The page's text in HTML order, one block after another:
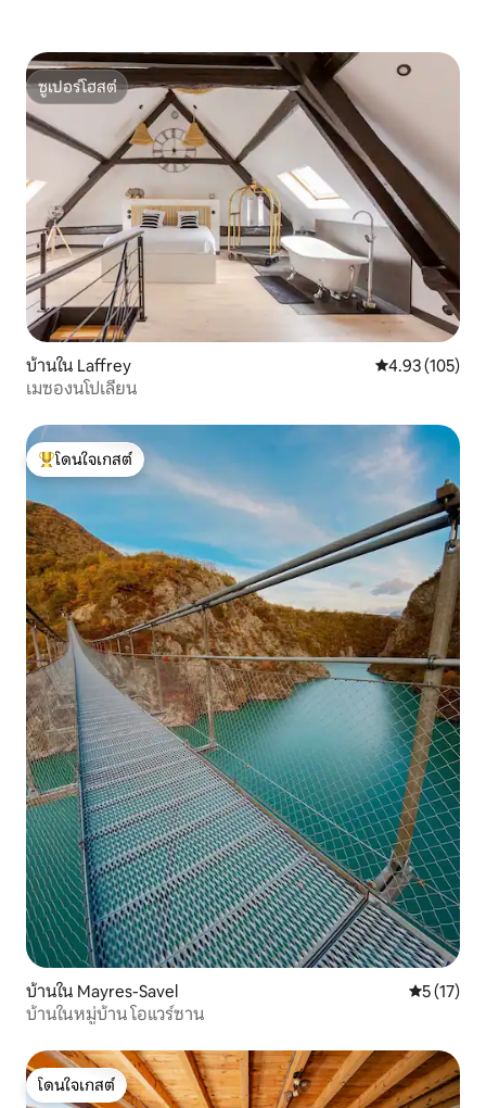
ซูเปอร์โฮสต์
ซูเปอร์โฮสต์
บ้านใน Laffrey คะแนนเฉลี่ย
4.93 (105)
เมซองนโปเลียน
โดนใจเกสต์ที่สุด
โดนใจเกสต์
บ้านใน Mayres-Savel คะแนนเฉลี่
5 (17)
บ้านในหมู่บ้าน โอแวร์ซาน
โดนใจเกสต์
โดนใจเกสต์